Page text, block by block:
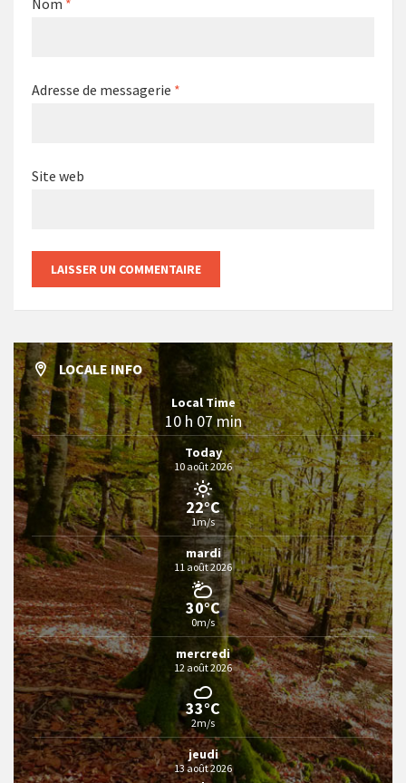
Adresse de messagerie *
Site web
LOCALE INFO
Local Time
10 h 07 min
Today
10 août 2026
22°C
1m/s
mardi
11 août 2026
30°C
0m/s
mercredi
12 août 2026
33°C
2m/s
jeudi
13 août 2026